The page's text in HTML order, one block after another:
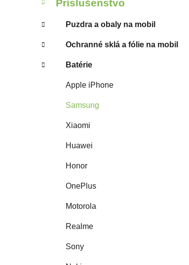
Príslušenstvo
Puzdra a obaly na mobil
Ochranné sklá a fólie na mobil
Batérie
Apple iPhone
Samsung
Xiaomi
Huawei
Honor
OnePlus
Motorola
Realme
Sony